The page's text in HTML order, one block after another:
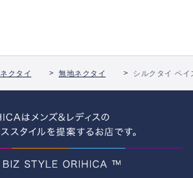
ネクタイ 無地ネクタイ シルクタイ ペイ